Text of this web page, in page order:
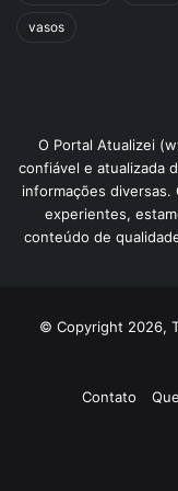
vasos
O Portal Atualizei
confiável e atualizada
informações diversas.
experientes,
conteúdo de
© Copyright 2026,
Contato